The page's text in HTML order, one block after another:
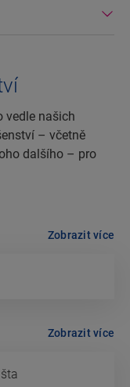
vedle našich
– včetně
dalšího – pro
Zobrazit více
Zobrazit více